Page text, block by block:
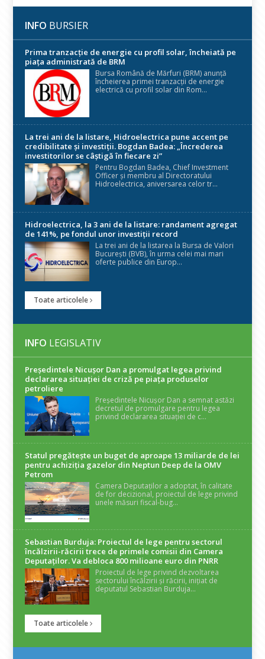
INFO BURSIER
Prima tranzacție de energie cu profil solar, încheiată pe
piața administrată de BRM
Bursa Română de Mărfuri (BRM) anunță
încheierea primei tranzacții de energie
electrică cu profil solar din Rom...
La trei ani de la listare, Hidroelectrica pune accent pe
credibilitate și investiții. Bogdan Badea: „Încrederea
investitorilor se câștigă în fiecare zi”
Pentru Bogdan Badea, Chief Investment
Officer și membru al Directoratului
Hidroelectrica, aniversarea celor tr...
Hidroelectrica, la 3 ani de la listare: randament agregat
de 141%, pe fondul unor investiții record
La trei ani de la listarea la Bursa de Valori
București (BVB), în urma celei mai mari
oferte publice din Europ...
Toate articolele
INFO LEGISLATIV
Președintele Nicuşor Dan a promulgat legea privind
declararea situaţiei de criză pe piaţa produselor
petroliere
Președintele Nicușor Dan a semnat astăzi
decretul de promulgare pentru legea
privind declararea situației de c...
Statul pregătește un buget de aproape 13 miliarde de lei
pentru achiziția gazelor din Neptun Deep de la OMV
Petrom
Camera Deputaților a adoptat, în calitate
de for decizional, proiectul de lege privind
unele măsuri fiscal-bug...
Sebastian Burduja: Proiectul de lege pentru sectorul
încălzirii-răcirii trece de primele comisii din Camera
Deputaților. Va debloca 800 milioane euro din PNRR
Proiectul de lege privind dezvoltarea
sectorului încălzirii și răcirii, inițiat de
deputatul Sebastian Burduja...
Toate articolele